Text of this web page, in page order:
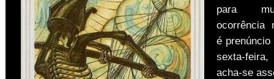
para
ocorrência
é prenúncio
sexta-
acha-se